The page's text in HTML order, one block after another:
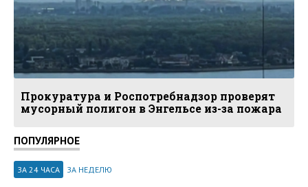
Прокуратура и Роспотребнадзор проверят
мусорный полигон в Энгельсе из-за пожара
ПОПУЛЯРНОЕ
ЗА 24 ЧАСА ЗА НЕДЕЛЮ